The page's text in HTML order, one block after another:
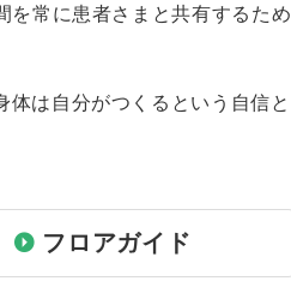
を常に患者さまと共有するため
は自分がつくるという自信と
フロアガイド